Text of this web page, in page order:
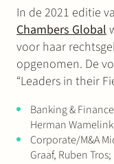
In de 2021 editie
Chambers Global
voor haar
opgenomen. De
“Leaders in their
Banking &
Herman
Corporate/M&A
Graaf, Ruben Tros;